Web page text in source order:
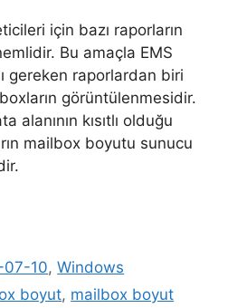
için bazı raporların
Bu amaçla EMS
gereken raporlardan biri
görüntülenmesidir.
kısıtlı olduğu
mailbox boyutu sunucu
07-10,Windows
boyut, mailbox boyut